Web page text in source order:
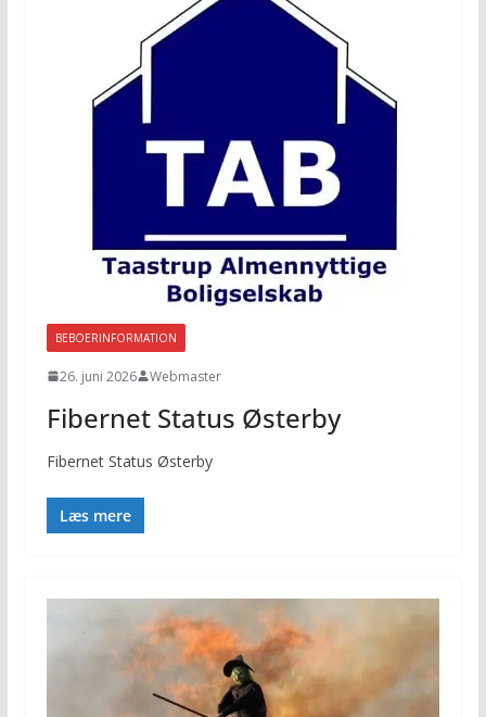
BEBOERINFORMATION
26. juni 2026 Webmaster
Fibernet Status Østerby
Fibernet Status Østerby
Læs mere